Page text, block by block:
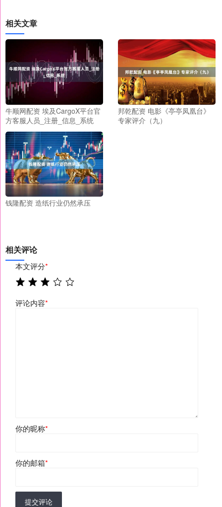
相关文章
牛顺网配资 埃及CargoX平台官
方客服人员_注册_信息_系统
邦乾配资 电影《亭亭凤凰台》
专家评介（九）
钱隆配资 造纸行业仍然承压
相关评论
本文评分*
评论内容*
你的昵称*
你的邮箱*
提交评论